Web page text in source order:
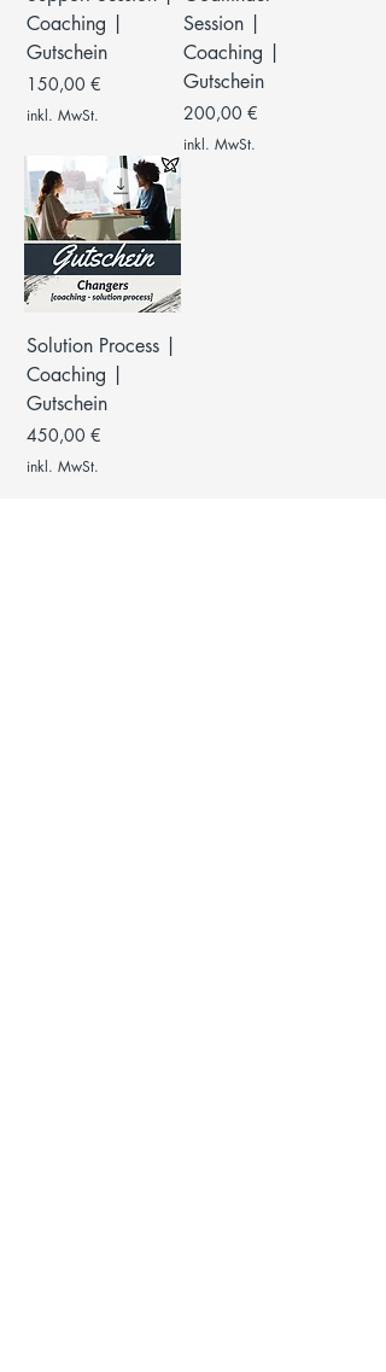
Coaching |
Gutschein
Preis
150,00 €
inkl. MwSt.
Session |
Coaching |
Gutschein
Preis
200,00 €
inkl. MwSt.
Solution Process |
Coaching |
Gutschein
Preis
450,00 €
inkl. MwSt.